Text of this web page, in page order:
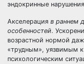
эндокринные
Акселерация в раннем
особенностей.
возрастной нормой
«трудным», уязвимым
психологическим